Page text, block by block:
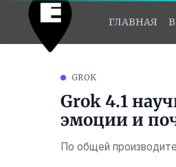
ГЛАВНАЯ
GROK
Grok 4.1
эмоции и
По общей